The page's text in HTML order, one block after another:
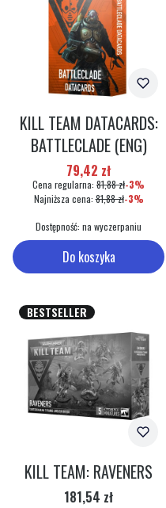
Do koszyka
KILL TEAM DATACARDS:
BATTLECLADE (ENG)
Cena promocyjna
79,42 zł
Cena regularna: 81,88 zł-3%
Najniższa cena: 81,88 zł-3%
Dostępność: na wyczerpaniu
BESTSELLER
KILL TEAM: RAVENERS
Cena
181,54 zł